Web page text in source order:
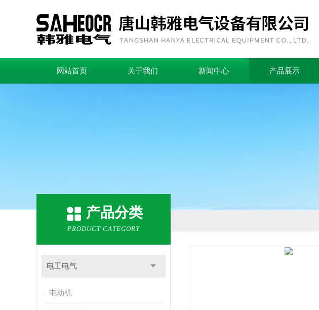
网站首页 关于我们 新闻中心 产品展示
产品分类
PRODUCT CATEGORY
电工电气
电动机